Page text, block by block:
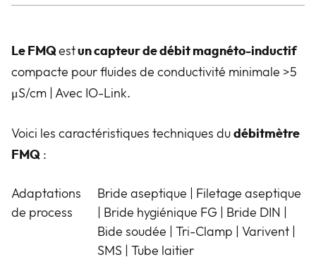
Le FMQestun capteur de débit magnéto-inductif
compacte pour fluides de conductivité minimale >5
μS/cm | Avec IO-Link.
Voici les caractéristiques techniques du débitmètre
FMQ :
Adaptations
de process
Bride aseptique | Filetage aseptique
| Bride hygiénique FG | Bride DIN |
Bide soudée | Tri-Clamp | Varivent |
SMS | Tube laitier